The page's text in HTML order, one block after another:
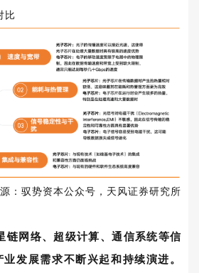
比
：驭势资本公众号，天风证券研究所
链网络、超级计算、通信系统等信
发展需求不断兴起和持续演进。